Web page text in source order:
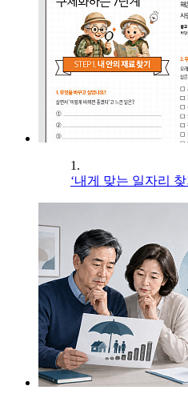
1.
‘내게 맞는 일자리